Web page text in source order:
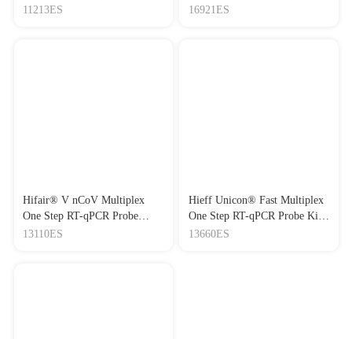
Probe Kit 耐抑制RT-qPCR预
11213ES
Plus) 高灵敏高乘数（5×）
16921ES
Hifair® V nCoV Multiplex
One Step RT-qPCR Probe
Kit 常规RT-qPCR预混液
13110ES
Hieff Unicon® Fast Multiplex
One Step RT-qPCR Probe Kit
(UDG plus) 快速RT-qPCR探
13660ES